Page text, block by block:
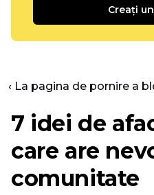
Creați
‹ La pagina de pornire a
7 idei de
care are
comunitate